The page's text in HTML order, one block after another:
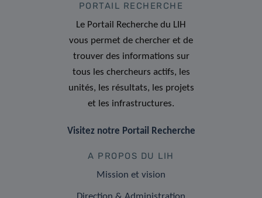
PORTAIL RECHERCHE
Le Portail Recherche du LIH
vous permet de chercher et de
trouver des informations sur
tous les chercheurs actifs, les
unités, les résultats, les projets
et les infrastructures.
Visitez notre Portail Recherche
A PROPOS DU LIH
Mission et vision